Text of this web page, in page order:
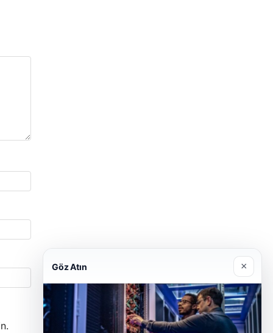
Göz Atın ×